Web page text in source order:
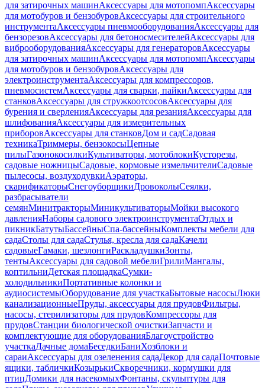
для затирочных машинАксессуары для мотопомпАксессуары
для мотобуров и бензобуровАксессуары для строительного
инструментаАксессуары пневмооборудованияАксессуары для
бензорезовАксессуары для бетоносмесителейАксессуары для
виброоборудованияАксессуары для генераторовАксессуары
для затирочных машинАксессуары для мотопомпАксессуары
для мотобуров и бензобуровАксессуары для
электроинструментаАксессуары для компрессоров,
пневмосистемАксессуары для сварки, пайкиАксессуары для
станковАксессуары для стружкоотсосовАксессуары для
бурения и сверленияАксессуары для резанияАксессуары для
шлифованияАксессуары для измерительных
приборовАксессуары для станковДом и садСадовая
техникаТриммеры, бензокосыЦепные
пилыГазонокосилкиКультиваторы, мотоблокиКусторезы,
садовые ножницыСадовые, кормовые измельчителиСадовые
пылесосы, воздуходувкиАэраторы,
скарификаторыСнегоуборщикиДровоколыСеялки,
разбрасыватели
семянМинитракторыМиникультиваторыМойки высокого
давленияНаборы садового электроинструментаОтдых и
пикникБатутыБассейныСпа-бассейныКомплекты мебели для
садаСтолы для садаСтулья, кресла для садаКачели
садовыеГамаки, шезлонгиРаскладушкиЗонты,
тентыАксессуары для садовой мебелиГрилиМангалы,
коптильниДетская площадкаСумки-
холодильникиПортативные колонки и
аудиосистемыОборудование для участкаБытовые насосыЛюки
канализационныеПруды, аксессуары для прудовФильтры,
насосы, стерилизаторы для прудовКомпрессоры для
прудовСтанции биологической очисткиЗапчасти и
комплектующие для оборудованияБлагоустройство
участкаДачные домаБеседкиБаниХозблоки и
сараиАксессуары для озеленения садаДекор для садаПочтовые
ящики, табличкиКозырькиСкворечники, кормушки для
птицДомики для насекомыхФонтаны, скульптуры для